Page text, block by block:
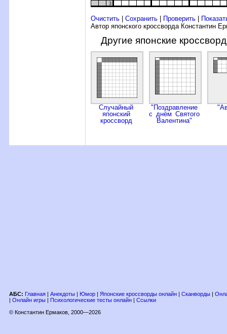
3
Очистить Сохранить Проверить
Автор японского кроссворда Константин
Другие японские
Случайный
японский
кроссворд
"Поздравление
с днём Святого
Валентина"
АБС: Главная | Анекдоты | Юмор | Японские кроссворды онлайн | Сканворды |
| Онлайн игры | Психологические тесты онлайн | Ссылки
© Константин Ермаков, 2000—2026